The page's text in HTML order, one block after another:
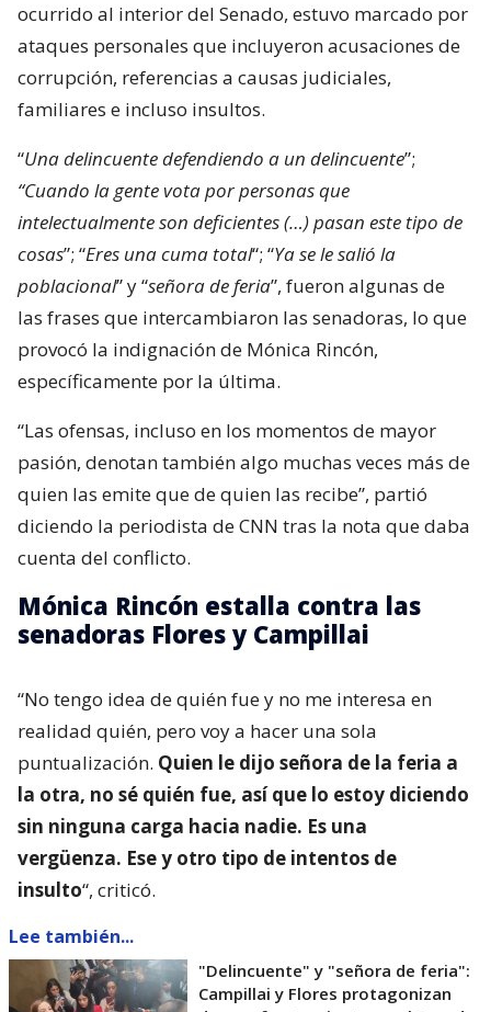
ocurrido al interior del Senado, estuvo marcado por
ataques personales que incluyeron acusaciones de
corrupción, referencias a causas judiciales,
familiares e incluso insultos.
“Una delincuente defendiendo a un delincuente”;
“Cuando la gente vota por personas que
intelectualmente son deficientes (…) pasan este tipo de
cosas”; “Eres una cuma total“; “Ya se le salió la
poblacional” y “señora de feria”, fueron algunas de
las frases que intercambiaron las senadoras, lo que
provocó la indignación de Mónica Rincón,
específicamente por la última.
“Las ofensas, incluso en los momentos de mayor
pasión, denotan también algo muchas veces más de
quien las emite que de quien las recibe”, partió
diciendo la periodista de CNN tras la nota que daba
cuenta del conflicto.
Mónica Rincón estalla contra las
senadoras Flores y Campillai
“No tengo idea de quién fue y no me interesa en
realidad quién, pero voy a hacer una sola
puntualización. Quien le dijo señora de la feria a
la otra, no sé quién fue, así que lo estoy diciendo
sin ninguna carga hacia nadie. Es una
vergüenza. Ese y otro tipo de intentos de
insulto“, criticó.
Lee también...
"Delincuente" y "señora de feria":
Campillai y Flores protagonizan